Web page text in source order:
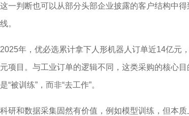
这一判断也可以从部分头部企业披露的客户结构中
线。
2025年，优必选累计拿下人形机器人订单近14亿元
元项目。与工业订单的逻辑不同，这类采购的核心
是“被训练”，而非“去工作”。
科研和数据采集固然有价值，例如模型训练，但本